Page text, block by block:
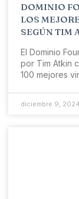
DOMINIO
LOS
SEGÚN TIM
El Dominio
por Tim Atkin
100 mejores
diciembre 9, 2024